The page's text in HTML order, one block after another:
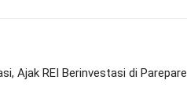
Ajak REI Berinvestasi di Parepare